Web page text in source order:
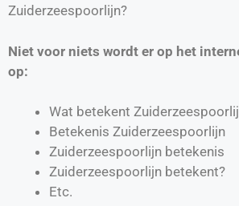
Zuiderzeespoorlijn?
Niet voor niets wordt er op het
op:
Wat betekent
Betekenis Zuiderzeespoorlijn
Zuiderzeespoorlijn betekenis
Zuiderzeespoorlijn betekent?
Etc.